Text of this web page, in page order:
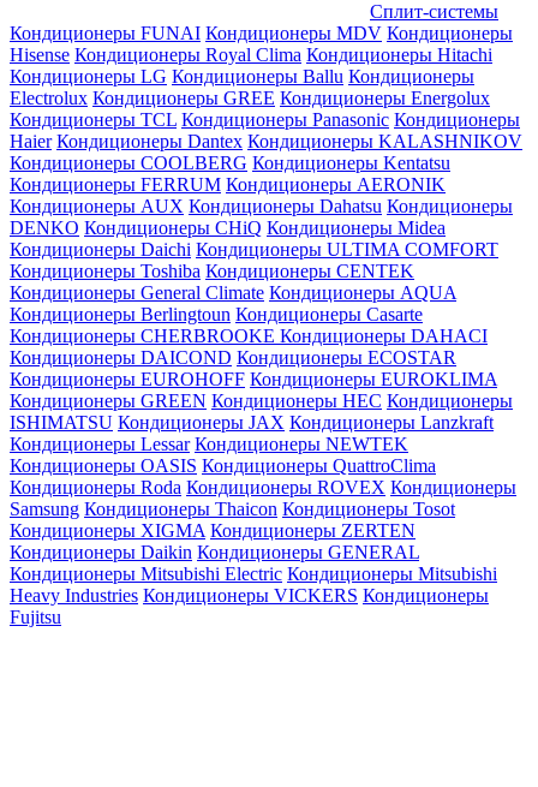
Сплит-системы
Кондиционеры FUNAI Кондиционеры MDV Кондиционеры
Hisense Кондиционеры Royal Clima Кондиционеры Hitachi
Кондиционеры LG Кондиционеры Ballu Кондиционеры
Electrolux Кондиционеры GREE Кондиционеры Energolux
Кондиционеры TCL Кондиционеры Panasonic Кондиционеры
Haier Кондиционеры Dantex Кондиционеры KALASHNIKOV
Кондиционеры СOOLBERG Кондиционеры Kentatsu
Кондиционеры FERRUM Кондиционеры AERONIK
Кондиционеры AUX Кондиционеры Dahatsu Кондиционеры
DENKO Кондиционеры CHiQ Кондиционеры Midea
Кондиционеры Daichi Кондиционеры ULTIMA COMFORT
Кондиционеры Toshiba Кондиционеры CENTEK
Кондиционеры General Climate Кондиционеры AQUA
Кондиционеры Berlingtoun Кондиционеры Casarte
Кондиционеры CHERBROOKE Кондиционеры DAHACI
Кондиционеры DAICOND Кондиционеры ECOSTAR
Кондиционеры EUROHOFF Кондиционеры EUROKLIMA
Кондиционеры GREEN Кондиционеры HEC Кондиционеры
ISHIMATSU Кондиционеры JAX Кондиционеры Lanzkraft
Кондиционеры Lessar Кондиционеры NEWTEK
Кондиционеры OASIS Кондиционеры QuattroClima
Кондиционеры Roda Кондиционеры ROVEX Кондиционеры
Samsung Кондиционеры Thaicon Кондиционеры Tosot
Кондиционеры XIGMA Кондиционеры ZERTEN
Кондиционеры Daikin Кондиционеры GENERAL
Кондиционеры Mitsubishi Electric Кондиционеры Mitsubishi
Heavy Industries Кондиционеры VICKERS Кондиционеры
Fujitsu